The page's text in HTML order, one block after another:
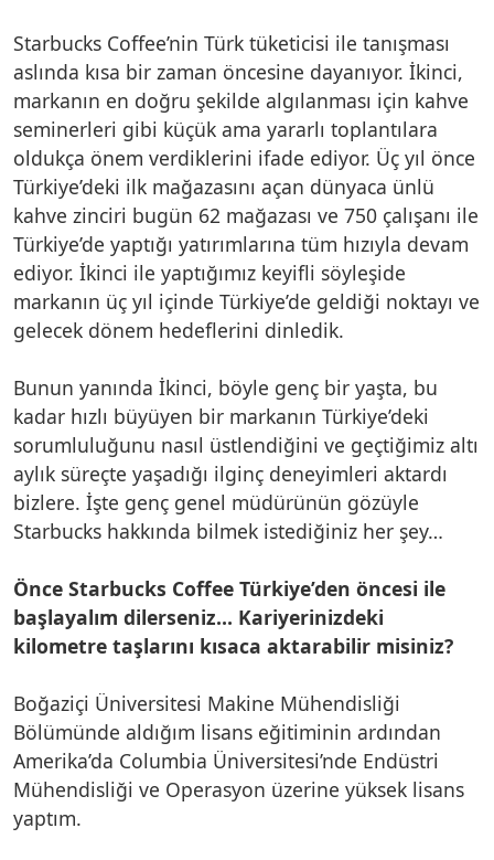
Starbucks Coffee’nin Türk tüketicisi ile tanışması
aslında kısa bir zaman öncesine dayanıyor. İkinci,
markanın en doğru şekilde algılanması için kahve
seminerleri gibi küçük ama yararlı toplantılara
oldukça önem verdiklerini ifade ediyor. Üç yıl önce
Türkiye’deki ilk mağazasını açan dünyaca ünlü
kahve zinciri bugün 62 mağazası ve 750 çalışanı ile
Türkiye’de yaptığı yatırımlarına tüm hızıyla devam
ediyor. İkinci ile yaptığımız keyifli söyleşide
markanın üç yıl içinde Türkiye’de geldiği noktayı ve
gelecek dönem hedeflerini dinledik.
Bunun yanında İkinci, böyle genç bir yaşta, bu
kadar hızlı büyüyen bir markanın Türkiye’deki
sorumluluğunu nasıl üstlendiğini ve geçtiğimiz altı
aylık süreçte yaşadığı ilginç deneyimleri aktardı
bizlere. İşte genç genel müdürünün gözüyle
Starbucks hakkında bilmek istediğiniz her şey…
Önce Starbucks Coffee Türkiye’den öncesi ile
başlayalım dilerseniz… Kariyerinizdeki
kilometre taşlarını kısaca aktarabilir misiniz?
Boğaziçi Üniversitesi Makine Mühendisliği
Bölümünde aldığım lisans eğitiminin ardından
Amerika’da Columbia Üniversitesi’nde Endüstri
Mühendisliği ve Operasyon üzerine yüksek lisans
yaptım.